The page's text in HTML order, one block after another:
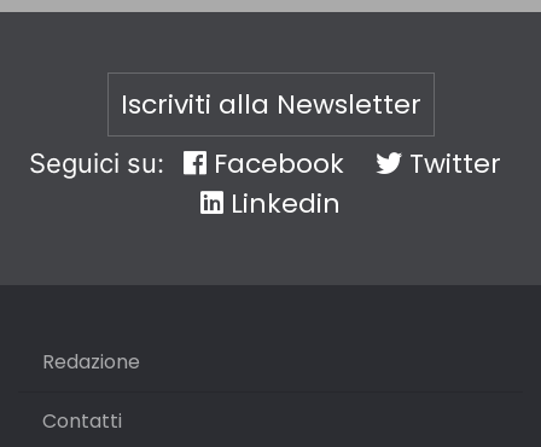
Iscriviti alla Newsletter
Seguici su: Facebook
Twitter
Linkedin
Redazione
Contatti